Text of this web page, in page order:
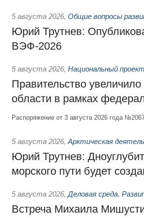
5 августа 2026, Общие вопросы
Юрий Трутнев:
ВЭФ-2026
5 августа 2026, Национальный
Правительство
области в рамках
Распоряжение от 3 августа 2026 года
5 августа 2026, Арктическая
Юрий Трутнев:
морского пути будет
5 августа 2026, Деловая среда.
Встреча Михаила